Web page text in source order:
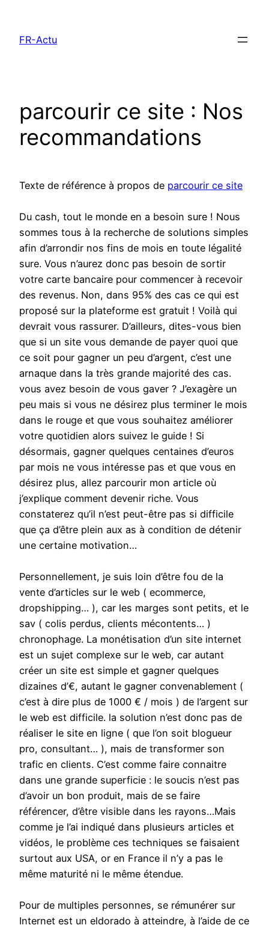
contenu
FR-Actu
parcourir ce site : Nos
recommandations
Texte de référence à propos de parcourir ce site
Du cash, tout le monde en a besoin sure ! Nous
sommes tous à la recherche de solutions simples
afin d’arrondir nos fins de mois en toute légalité
sure. Vous n’aurez donc pas besoin de sortir
votre carte bancaire pour commencer à recevoir
des revenus. Non, dans 95% des cas ce qui est
proposé sur la plateforme est gratuit ! Voilà qui
devrait vous rassurer. D’ailleurs, dites-vous bien
que si un site vous demande de payer quoi que
ce soit pour gagner un peu d’argent, c’est une
arnaque dans la très grande majorité des cas.
vous avez besoin de vous gaver ? J’exagère un
peu mais si vous ne désirez plus terminer le mois
dans le rouge et que vous souhaitez améliorer
votre quotidien alors suivez le guide ! Si
désormais, gagner quelques centaines d’euros
par mois ne vous intéresse pas et que vous en
désirez plus, allez parcourir mon article où
j’explique comment devenir riche. Vous
constaterez qu’il n’est peut-être pas si difficile
que ça d’être plein aux as à condition de détenir
une certaine motivation…
Personnellement, je suis loin d’être fou de la
vente d’articles sur le web ( ecommerce,
dropshipping… ), car les marges sont petits, et le
sav ( colis perdus, clients mécontents… )
chronophage. La monétisation d’un site internet
est un sujet complexe sur le web, car autant
créer un site est simple et gagner quelques
dizaines d’€, autant le gagner convenablement (
c’est à dire plus de 1000 € / mois ) de l’argent sur
le web est difficile. la solution n’est donc pas de
réaliser le site en ligne ( que l’on soit blogueur
pro, consultant… ), mais de transformer son
trafic en clients. C’est comme faire connaitre
dans une grande superficie : le soucis n’est pas
d’avoir un bon produit, mais de se faire
référencer, d’être visible dans les rayons…Mais
comme je l’ai indiqué dans plusieurs articles et
vidéos, le problème ces techniques se faisaient
surtout aux USA, or en France il n’y a pas le
même maturité ni le même étendue.
Pour de multiples personnes, se rémunérer sur
Internet est un eldorado à atteindre, à l’aide de ce